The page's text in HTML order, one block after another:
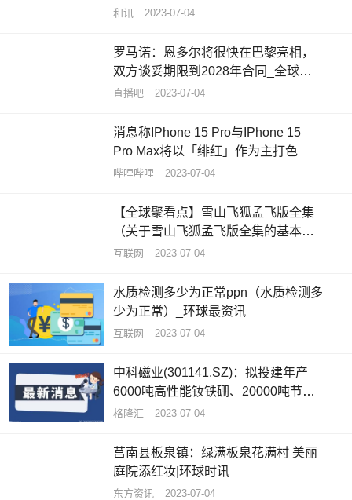
日聚焦
和讯 2023-07-04
罗马诺：恩多尔将很快在巴黎亮相，
双方谈妥期限到2028年合同_全球要
闻
直播吧 2023-07-04
消息称IPhone 15 Pro与IPhone 15
Pro Max将以「绯红」作为主打色
哔哩哔哩 2023-07-04
【全球聚看点】雪山飞狐孟飞版全集
（关于雪山飞狐孟飞版全集的基本详
情介绍）
互联网 2023-07-04
水质检测多少为正常ppn（水质检测多
少为正常）_环球最资讯
互联网 2023-07-04
中科磁业(301141.SZ)：拟投建年产
6000吨高性能钕铁硼、20000吨节能
电机磁瓦及1500吨粘结磁项目_全球
格隆汇 2023-07-04
莒南县板泉镇：绿满板泉花满村 美丽
庭院添红妆|环球时讯
东方资讯 2023-07-04